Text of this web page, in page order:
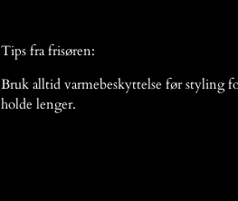
Tips fra frisøren:
Bruk alltid varmebeskyttelse før styling
holde lenger.